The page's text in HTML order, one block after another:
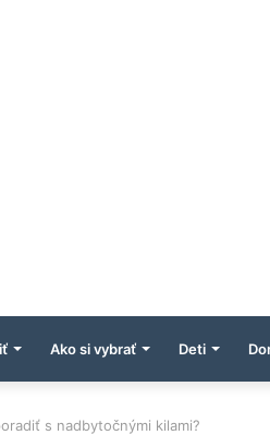
Ako si vybrať Deti
s nadbytočnými kilami?